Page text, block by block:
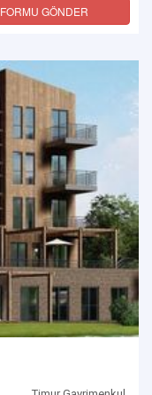
FORMU GÖNDER